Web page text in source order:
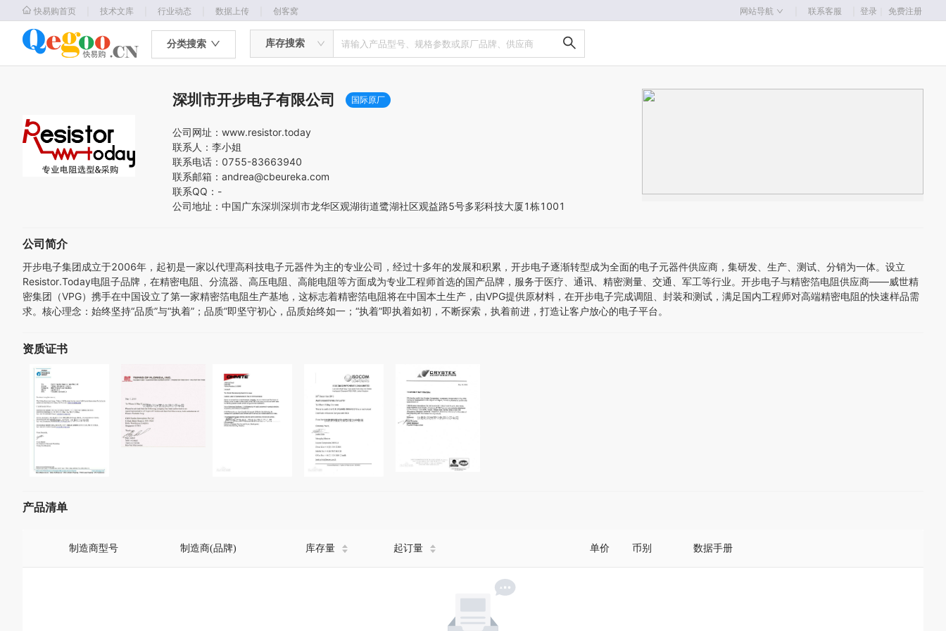
登录 免费注册
快易购首页 技术文库 行业动态 数据上传 创客窝 网站导航 联系客服
分类搜索 库存搜索 请输入产品型号、规格参数或原厂品牌、供应商
深圳市开步电子有限公司 国际原厂
公司网址：www.resistor.today
联系人：李小姐
联系电话： 0755-83663940
联系邮箱：andrea@cbeureka.com
联系QQ： -
公司地址：中国广东深圳深圳市龙华区观湖街道鹭湖社区观益路5号多彩科技大厦1栋1001
公司简介
开步电子集团成立于2006年，起初是一家以代理高科技电子元器件为主的专业公司，经过十多年的发展和积累，开步电子逐渐转型成为全面的电子元器件供应商，集研发、生产、测试、分销为一体。设立
Resistor.Today电阻子品牌，在精密电阻、分流器、高压电阻、高能电阻等方面成为专业工程师首选的国产品牌，服务于医疗、通讯、精密测量、交通、军工等行业。开步电子与精密箔电阻供应商——威世精
密集团（VPG）携手在中国设立了第一家精密箔电阻生产基地，这标志着精密箔电阻将在中国本土生产，由VPG提供原材料，在开步电子完成调阻、封装和测试，满足国内工程师对高端精密电阻的快速样品需
求。核心理念：始终坚持“品质”与“执着”；品质”即坚守初心，品质始终如一；“执着”即执着如初，不断探索，执着前进，打造让客户放心的电子平台。
资质证书
产品清单
制造商型号 制造商(品牌) 库存量 起订量 单价 币别 数据手册